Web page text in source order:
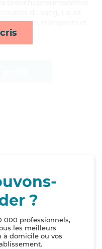
ménage, transports et
?
000 professionnels,
les meilleurs
domicile ou vos